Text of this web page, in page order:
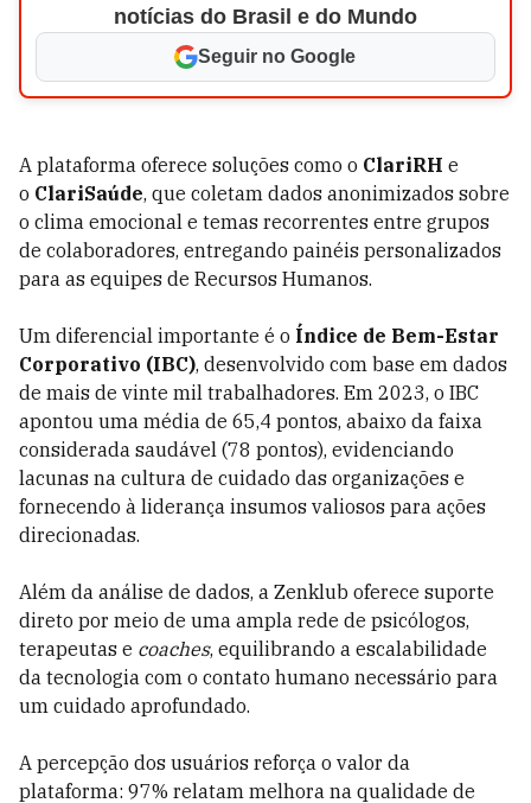
notícias do Brasil e do Mundo
Seguir no Google
A plataforma oferece soluções como o ClariRH e
o ClariSaúde, que coletam dados anonimizados sobre
o clima emocional e temas recorrentes entre grupos
de colaboradores, entregando painéis personalizados
para as equipes de Recursos Humanos.
Um diferencial importante é o Índice de Bem-Estar
Corporativo (IBC), desenvolvido com base em dados
de mais de vinte mil trabalhadores. Em 2023, o IBC
apontou uma média de 65,4 pontos, abaixo da faixa
considerada saudável (78 pontos), evidenciando
lacunas na cultura de cuidado das organizações e
fornecendo à liderança insumos valiosos para ações
direcionadas.
Além da análise de dados, a Zenklub oferece suporte
direto por meio de uma ampla rede de psicólogos,
terapeutas e coaches, equilibrando a escalabilidade
da tecnologia com o contato humano necessário para
um cuidado aprofundado.
A percepção dos usuários reforça o valor da
plataforma: 97% relatam melhora na qualidade de